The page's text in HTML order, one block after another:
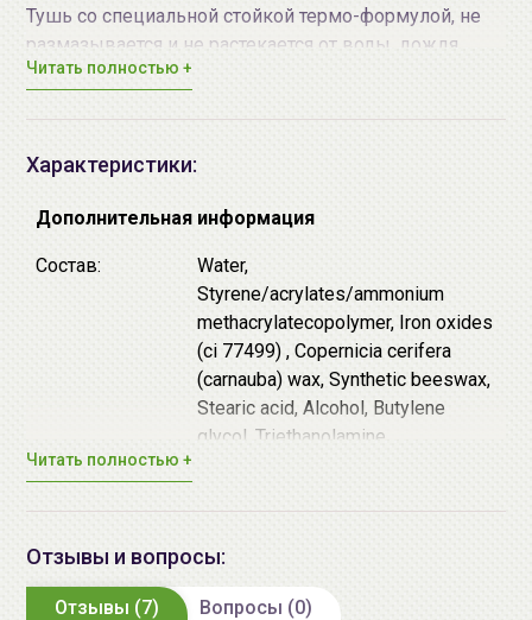
Тушь со специальной стойкой термо-формулой, не
размазывается и не растекается от воды, дождя,
снега или пота, стойко держится на ресницах весь
щеточка прокрашивает каждую ресничку, придает
Способ применения:
Нанесите тушь на ресницы
зигзагообразными движениями от корней до
Читать полностью +
Характеристики:
Дополнительная информация
Состав:
Water,
Styrene/acrylates/ammonium
methacrylatecopolymer, Iron oxides
(ci 77499) , Copernicia cerifera
(carnauba) wax, Synthetic beeswax,
Stearic acid, Alcohol, Butylene
glycol, Triethanolamine,
extract, Chamomilla recutita
Glycine soja (soybean) seed
Читать полностью +
Отзывы и вопросы:
Отзывы (7) Вопросы (0)